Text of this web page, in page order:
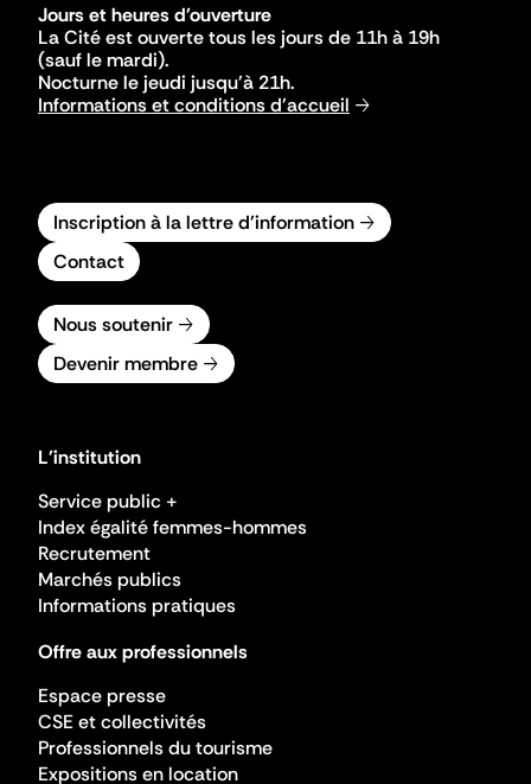
Jours et heures d'ouverture
La Cité est ouverte tous les jours de 11h à 19h
(sauf le mardi).
Nocturne le jeudi jusqu'à 21h.
Informations et conditions d'accueil
Inscription à la lettre d'information
Contact
Nous soutenir
Devenir membre
L'institution
Service public +
Index égalité femmes-hommes
Recrutement
Marchés publics
Informations pratiques
Offre aux professionnels
Espace presse
CSE et collectivités
Professionnels du tourisme
Expositions en location